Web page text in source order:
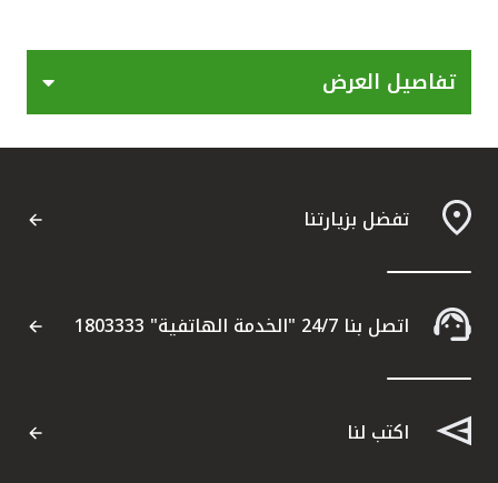
أدوات وخدمات
مواقع الفروع وأجهزة الصرف الآلي
ألمانيا
ماليزيا
تفاصيل العرض
تفضل بزيارتنا
اتصل بنا 24/7 "الخدمة الهاتفية" 1803333
اكتب لنا